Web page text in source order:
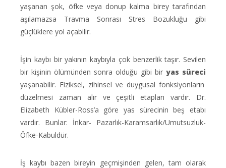
yaşanan şok, öfke veya donup kalma birey tarafından
aşılamazsa Travma Sonrası Stres Bozukluğu gibi
güçlüklere yol açabilir.
İşin kaybı bir yakının kaybıyla çok benzerlik taşır. Sevilen
bir kişinin ölümünden sonra olduğu gibi bir yas süreci
yaşanabilir. Fiziksel, zihinsel ve duygusal fonksiyonların
düzelmesi zaman alır ve çeşitli etapları vardır. Dr.
Elizabeth Kübler-Ross’a göre yas sürecinin beş etabı
vardır. Bunlar: İnkar- Pazarlık-Karamsarlık/Umutsuzluk-
Öfke-Kabuldür.
İş kaybı bazen bireyin geçmişinden gelen, tam olarak